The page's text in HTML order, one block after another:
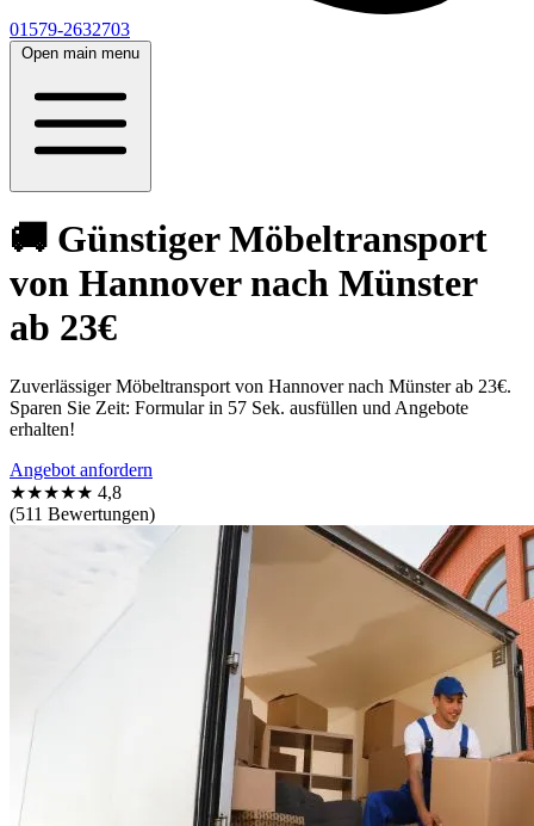
01579-2632703
Open main menu
🚚 Günstiger Möbeltransport
von Hannover nach Münster
ab 23€
Zuverlässiger Möbeltransport von Hannover nach Münster ab 23€.
Sparen Sie Zeit: Formular in 57 Sek. ausfüllen und Angebote
erhalten!
Angebot anfordern
★★★★★ 4,8
(511 Bewertungen)